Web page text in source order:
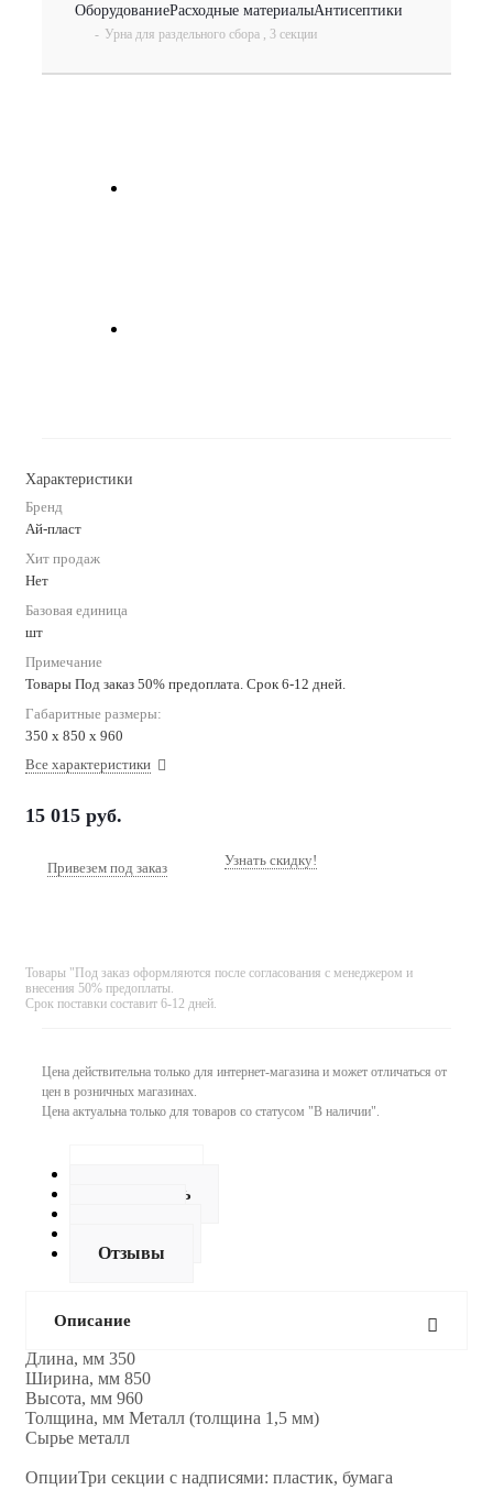
ОборудованиеРасходные материалыАнтисептики
- Урна для раздельного сбора , 3 секции
Характеристики
Бренд
Ай-пласт
Хит продаж
Нет
Базовая единица
шт
Примечание
Товары Под заказ 50% предоплата. Срок 6-12 дней.
Габаритные размеры:
350 х 850 х 960
Все характеристики
15 015 руб.
Привезем под заказ Узнать скидку!
Товары "Под заказ оформляются после согласования с менеджером и
внесения 50% предоплаты.
Срок поставки составит 6-12 дней.
Цена действительна только для интернет-магазина и может отличаться от
цен в розничных магазинах.
Цена актуальна только для товаров со статусом "В наличии".
Как купить
Отзывы
Описание
Длина, мм 350
Ширина, мм 850
Высота, мм 960
Толщина, мм Металл (толщина 1,5 мм)
Сырье металл
ОпцииТри секции с надписями: пластик, бумага